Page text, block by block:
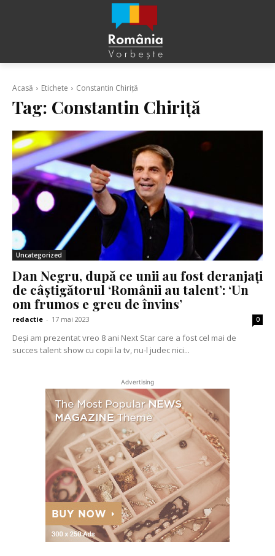
Acasă Etichete Constantin Chiriță
Tag: Constantin Chiriță
Uncategorized
Dan Negru, după ce unii au fost deranjați
de câștigătorul ‘Românii au talent’: ‘Un
om frumos e greu de învins’
redactie - 17 mai 2023 0
Deși am prezentat vreo 8 ani Next Star care a fost cel mai de
succes talent show cu copii la tv, nu-l judec nici...
Advertising